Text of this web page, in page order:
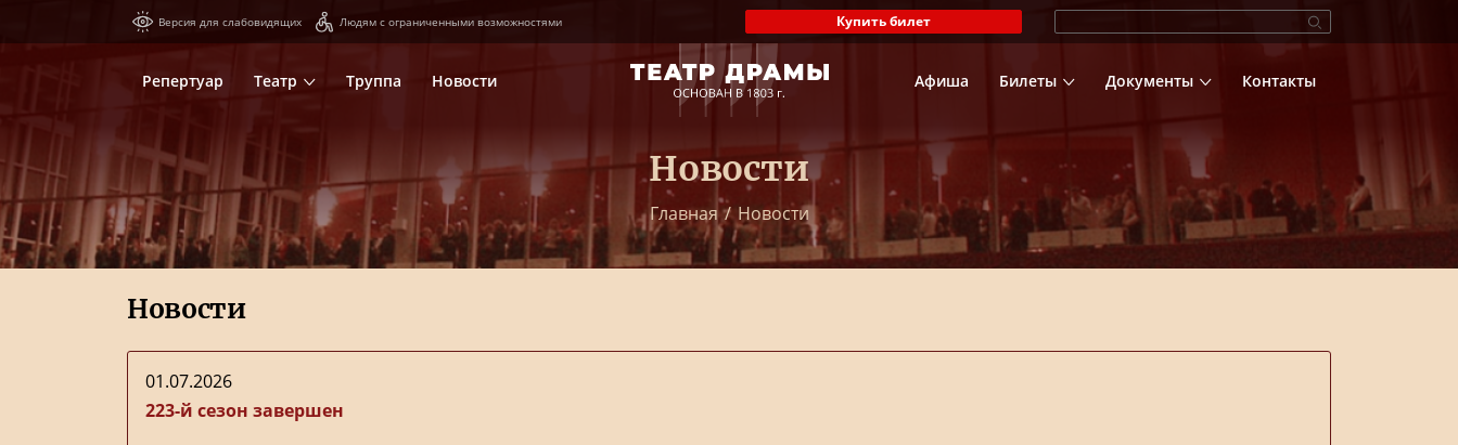
Версия для слабовидящих Людям с ограниченными возможностями Купить билет
Репертуар Театр Труппа Новости Афиша Билеты Документы Контакты
Новости
Главная / Новости
Новости
01.07.2026
223-й сезон завершен